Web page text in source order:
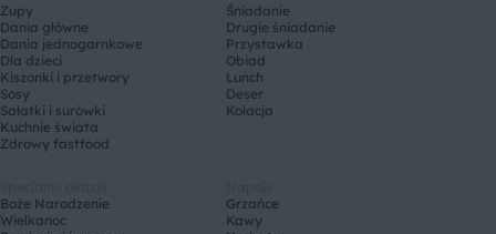
Zupy
Dania główne
Dania jednogarnkowe
Dla dzieci
Kiszonki i przetwory
Sosy
Sałatki i surówki
Kuchnie świata
Zdrowy fastfood
Śniadanie
Drugie śniadanie
Przystawka
Obiad
Lunch
Deser
Kolacja
Boże Narodzenie
Wielkanoc
Grzańce
Kawy